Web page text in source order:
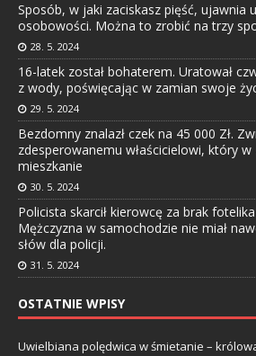
Sposób, w jaki zaciskasz pięść, ujawnia
osobowości. Można to zrobić na trzy
28. 5. 2024
16-latek został bohaterem. Uratował
z wody, poświęcając w zamian swoje
29. 5. 2024
Bezdomny znalazł czek na 45 000 Zł.
zdesperowanemu właścicielowi, który w
mieszkanie
30. 5. 2024
Policista skarcił kierowcę za brak
Mężczyzna w samochodzie nie miał
słów dla policji.
31. 5. 2024
OSTATNIE WPISY
Uwielbiana polędwica w śmietanie –